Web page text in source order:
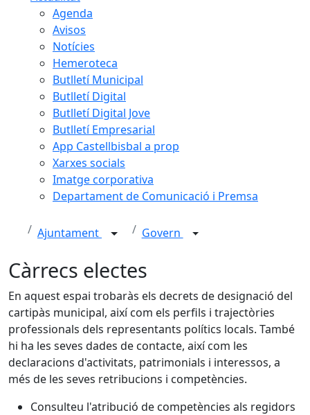
Agenda
Avisos
Notícies
Hemeroteca
Butlletí Municipal
Butlletí Digital
Butlletí Digital Jove
Butlletí Empresarial
App Castellbisbal a prop
Xarxes socials
Imatge corporativa
Departament de Comunicació i Premsa
Ajuntament Govern
Càrrecs electes
En aquest espai trobaràs els decrets de designació del
cartipàs municipal, així com els perfils i trajectòries
professionals dels representants polítics locals. També
hi ha les seves dades de contacte, així com les
declaracions d'activitats, patrimonials i interessos, a
més de les seves retribucions i competències.
Consulteu l'atribució de competències als regidors